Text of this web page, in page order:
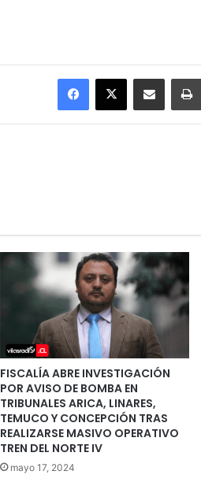
Facebook
X Enviar vía email
FISCALÍA ABRE INVESTIGACIÓN
POR AVISO DE BOMBA EN
TRIBUNALES ARICA, LINARES,
TEMUCO Y CONCEPCIÓN TRAS
REALIZARSE MASIVO OPERATIVO
TREN DEL NORTE IV
mayo 17, 2024